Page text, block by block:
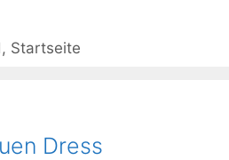
, Startseite
Dress